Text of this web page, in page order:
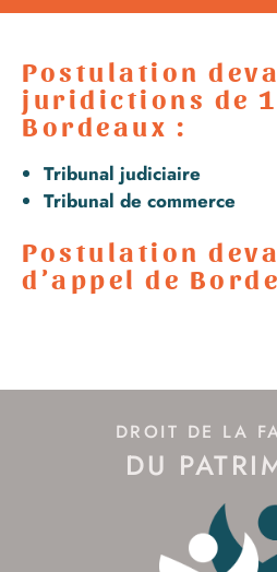
Postulation
juridictions de
Bordeaux :
Tribunal judiciaire
Tribunal de commerce
Postulation
d’appel de
DROIT DE LA
DU